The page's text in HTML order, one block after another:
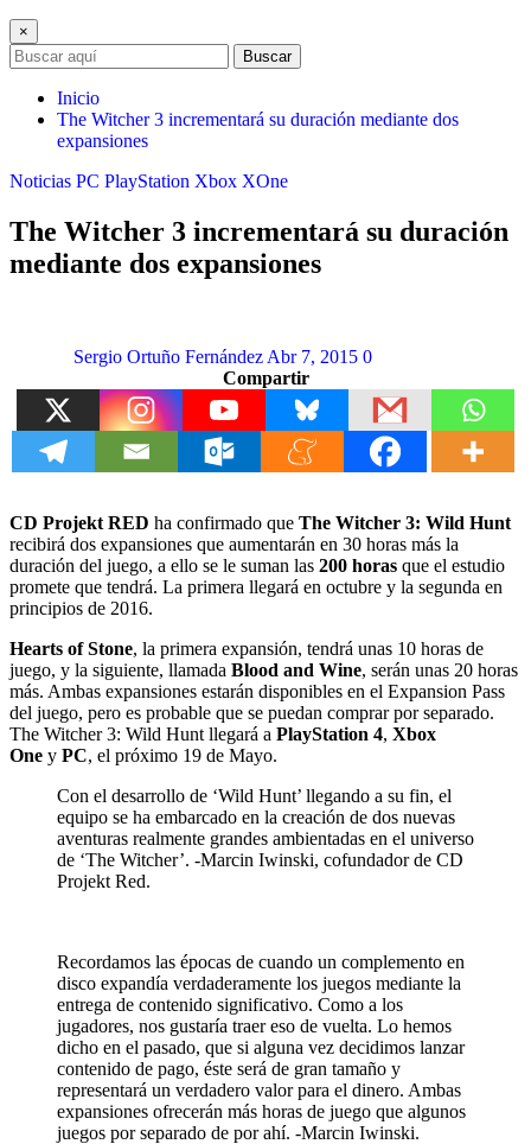
×
Buscar
Inicio
The Witcher 3 incrementará su duración mediante dos
expansiones
Noticias PC PlayStation Xbox XOne
The Witcher 3 incrementará su duración
mediante dos expansiones
Sergio Ortuño Fernández Abr 7, 2015 0
Compartir
CD Projekt RED ha confirmado que The Witcher 3: Wild Hunt
recibirá dos expansiones que aumentarán en 30 horas más la
duración del juego, a ello se le suman las 200 horas que el estudio
promete que tendrá. La primera llegará en octubre y la segunda en
principios de 2016.
Hearts of Stone, la primera expansión, tendrá unas 10 horas de
juego, y la siguiente, llamada Blood and Wine, serán unas 20 horas
más. Ambas expansiones estarán disponibles en el Expansion Pass
del juego, pero es probable que se puedan comprar por separado.
The Witcher 3: Wild Hunt llegará a PlayStation 4, Xbox
One y PC, el próximo 19 de Mayo.
Con el desarrollo de ‘Wild Hunt’ llegando a su fin, el
equipo se ha embarcado en la creación de dos nuevas
aventuras realmente grandes ambientadas en el universo
de ‘The Witcher’. -Marcin Iwinski, cofundador de CD
Projekt Red.
Recordamos las épocas de cuando un complemento en
disco expandía verdaderamente los juegos mediante la
entrega de contenido significativo. Como a los
jugadores, nos gustaría traer eso de vuelta. Lo hemos
dicho en el pasado, que si alguna vez decidimos lanzar
contenido de pago, éste será de gran tamaño y
representará un verdadero valor para el dinero. Ambas
expansiones ofrecerán más horas de juego que algunos
juegos por separado de por ahí. -Marcin Iwinski.